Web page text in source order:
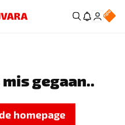
gegaan..
homepage